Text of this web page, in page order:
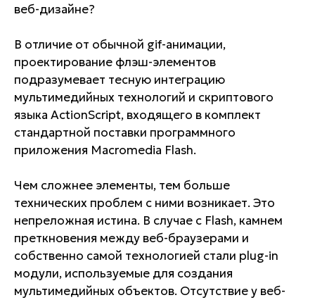
веб-дизайне?
В отличие от обычной gif-анимации,
проектирование флэш-элементов
подразумевает тесную интеграцию
мультимедийных технологий и скриптового
языка ActionScript, входящего в комплект
стандартной поставки программного
приложения Macromedia Flash.
Чем сложнее элементы, тем больше
технических проблем с ними возникает. Это
непреложная истина. В случае с Flash, камнем
преткновения между веб-браузерами и
собственно самой технологией стали plug-in
модули, используемые для создания
мультимедийных объектов. Отсутствие у веб-